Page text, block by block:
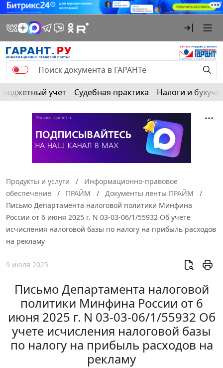
Бюджетный учет Судебная практика Налоги и
Продукты и услуги
Информационно-правовое
обеспечение
ПРАЙМ
Документы ленты ПРАЙМ
Письмо Департамента налоговой политики Минфина
России от 6 июня 2025 г. N 03-03-06/1/55932 Об учете
исчисления налоговой базы по налогу на прибыль расходов
на рекламу
9 июля 2025
Письмо Департамента налоговой
политики Минфина России от 6
июня 2025 г. N 03-03-06/1/55932 Об
учете исчисления налоговой базы
по налогу на прибыль расходов на
рекламу